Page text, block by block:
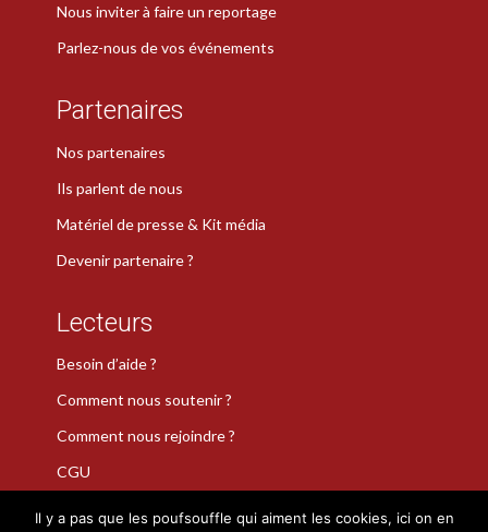
Nous inviter à faire un reportage
Parlez-nous de vos événements
Partenaires
Nos partenaires
Ils parlent de nous
Matériel de presse & Kit média
Devenir partenaire ?
Lecteurs
Besoin d’aide ?
Comment nous soutenir ?
Comment nous rejoindre ?
CGU
Il y a pas que les poufsouffle qui aiment les cookies, ici on en